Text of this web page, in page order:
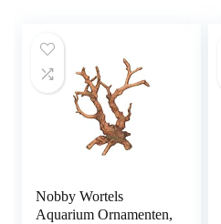
Nobby Wortels
Aquarium Ornamenten,